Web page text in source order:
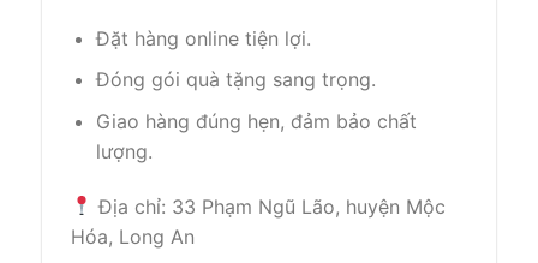
Đặt hàng online tiện lợi.
Đóng gói quà tặng sang trọng.
Giao hàng đúng hẹn, đảm bảo chất
lượng.
Địa chỉ: 33 Phạm Ngũ Lão, huyện Mộc
Hóa, Long An